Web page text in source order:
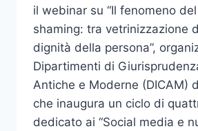
il webinar su “Il fenomeno
shaming: tra vetrinizzazione
dignità della persona”,
Dipartimenti di
Antiche e Moderne (DICAM)
che inaugura un ciclo di
dedicato ai “Social media e